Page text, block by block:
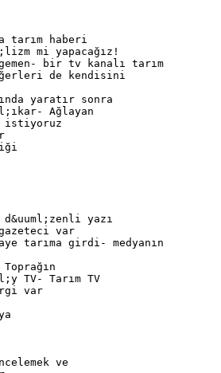
tarım haberi
mi yapacağız!
bir tv kanalı tarım
de kendisini
yaratır sonra
Ağlayan
d&uuml;zenli yazı
var
tarıma girdi- medyanın
TV- Tarım TV
var
ve